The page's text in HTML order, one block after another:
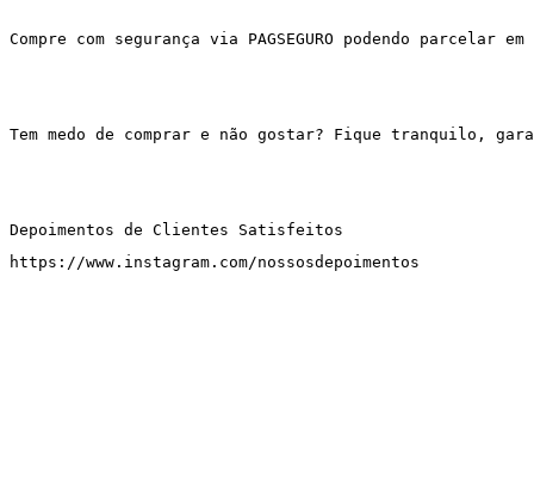
Compre com segurança via PAGSEGURO podendo
Tem medo de comprar e não gostar? Fique tranquilo,
Depoimentos de Clientes Satisfeitos
https://www.instagram.com/nossosdepoimentos